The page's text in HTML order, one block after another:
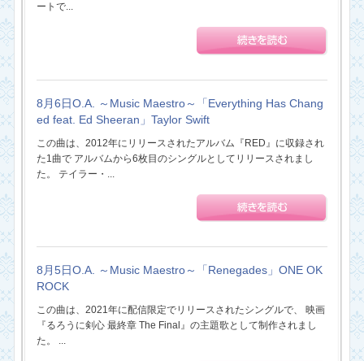
ートで...
8月6日O.A. ～Music Maestro～「Everything Has Chang
ed feat. Ed Sheeran」Taylor Swift
この曲は、2012年にリリースされたアルバム『RED』に収録され
た1曲で アルバムから6枚目のシングルとしてリリースされまし
た。 テイラー・...
8月5日O.A. ～Music Maestro～「Renegades」ONE OK
ROCK
この曲は、2021年に配信限定でリリースされたシングルで、 映画
『るろうに剣心 最終章 The Final』の主題歌として制作されまし
た。 ...